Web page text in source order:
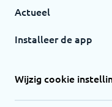
Actueel
Installeer de app
Wijzig cookie